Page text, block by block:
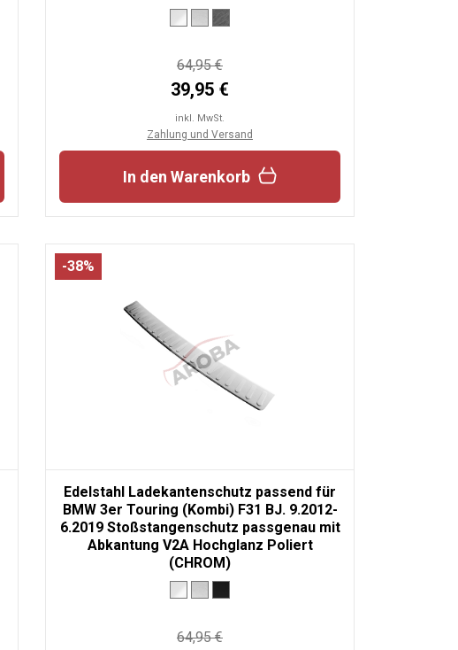
64,95 €
39,95 €
inkl. MwSt.
Zahlung und Versand
In den Warenkorb
-38%
Edelstahl Ladekantenschutz passend für
BMW 3er Touring (Kombi) F31 BJ. 9.2012-
6.2019 Stoßstangenschutz passgenau mit
Abkantung V2A Hochglanz Poliert
(CHROM)
64,95 €